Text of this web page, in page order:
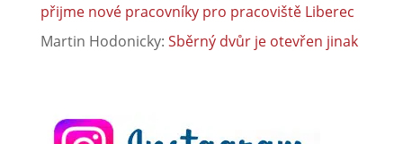
přijme nové pracovníky pro pracoviště Liberec
Martin Hodonicky: Sběrný dvůr je otevřen jinak